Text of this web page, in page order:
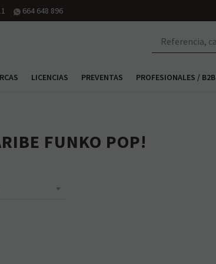
664 648 896
LICENCIAS PREVENTAS PROFESIONALES / B2B
FUNKO POP!